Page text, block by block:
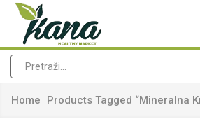
Home Products Tagged “mineralna